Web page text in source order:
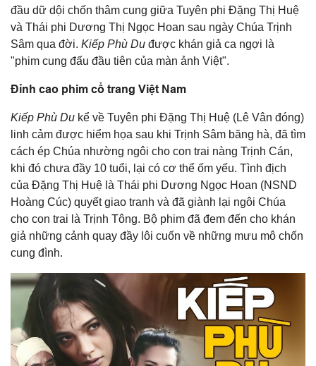
đầu dữ dội chốn thâm cung giữa Tuyên phi Đặng Thị Huệ
và Thái phi Dương Thị Ngọc Hoan sau ngày Chúa Trịnh
Sâm qua đời. Kiếp Phù Du được khán giả ca ngợi là
"phim cung đấu đầu tiên của màn ảnh Việt".
Đỉnh cao phim cổ trang Việt Nam
Kiếp Phù Du kể về Tuyên phi Đặng Thị Huệ (Lê Vân đóng)
linh cảm được hiểm họa sau khi Trịnh Sâm băng hà, đã tìm
cách ép Chúa nhường ngôi cho con trai nàng Trịnh Cán,
khi đó chưa đầy 10 tuổi, lại có cơ thể ốm yếu. Tình địch
của Đặng Thị Huệ là Thái phi Dương Ngọc Hoan (NSND
Hoàng Cúc) quyết giao tranh và đã giành lại ngôi Chúa
cho con trai là Trịnh Tông. Bộ phim đã đem đến cho khán
giả những cảnh quay đầy lôi cuốn về những mưu mô chốn
cung đình.